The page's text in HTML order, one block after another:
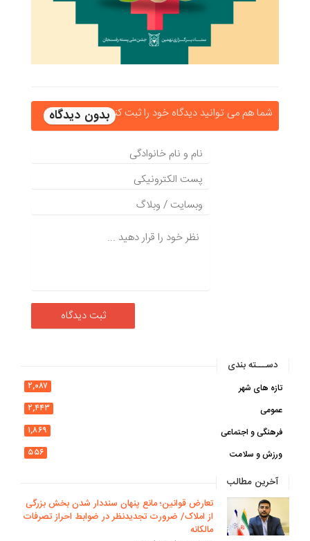
شما هم می توانید دیدگاه خود را ثبت کنید
دســـته بندی
تازه های شهر
۲,۰۸۷
عمومی
۲,۴۴۳
فرهنگی و اجتماعی
۱,۸۶۹
ورزش و سلامت
۵۵۶
آخرین مطالب
تعارض قوانین؛ مانع پنهان سنددار شدن بخش بزرگی
از املاک/ ضرورت تجدیدنظر در ضوابط احراز تصرفات
مالکانه